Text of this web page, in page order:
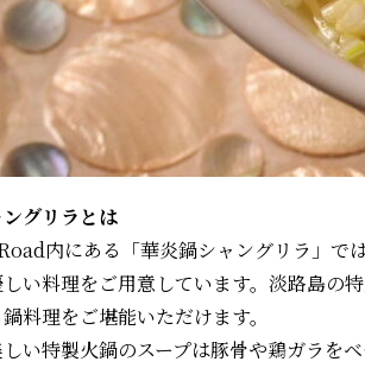
グリラとは
内にある「華炎鍋シャングリラ」で
い料理をご用意しています。淡路島の
料理をご堪能いただけます。
い特製火鍋のスープは豚骨や鶏ガラを